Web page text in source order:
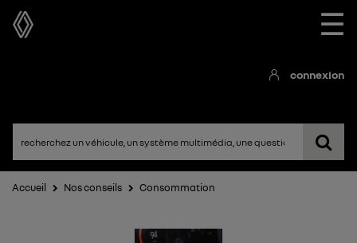
☰
connexion
Accueil Nos conseils Consommation